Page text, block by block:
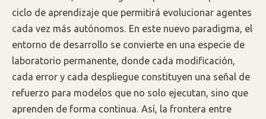
ciclo de aprendizaje que permitirá evolucionar agentes
cada vez más autónomos. En este nuevo paradigma, el
entorno de desarrollo se convierte en una especie de
laboratorio permanente, donde cada modificación,
cada error y cada despliegue constituyen una señal de
refuerzo para modelos que no solo ejecutan, sino que
aprenden de forma continua. Así, la frontera entre